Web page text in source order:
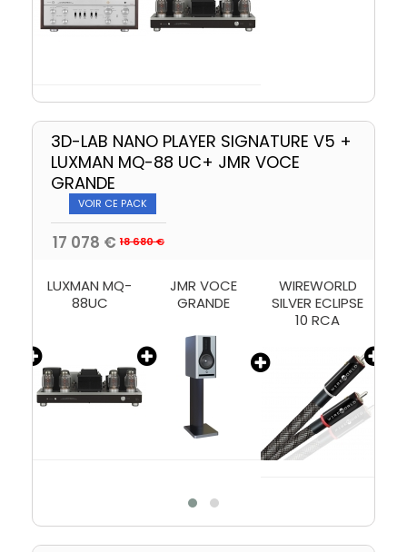
3D-LAB NANO PLAYER SIGNATURE V5 +
LUXMAN MQ-88 UC+ JMR VOCE
GRANDE
VOIR CE PACK
17 078 € 18 680 €
LUXMAN MQ-
88UC
JMR VOCE
GRANDE
WIREWORLD
SILVER ECLIPSE
10 RCA